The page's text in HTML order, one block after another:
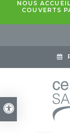
Version
NOUS
COUVERTS